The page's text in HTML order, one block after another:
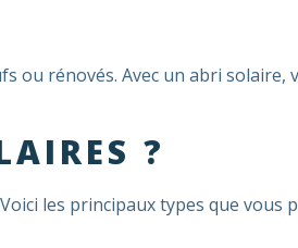
ou rénovés. Avec un abri solaire,
?
les principaux types que vous